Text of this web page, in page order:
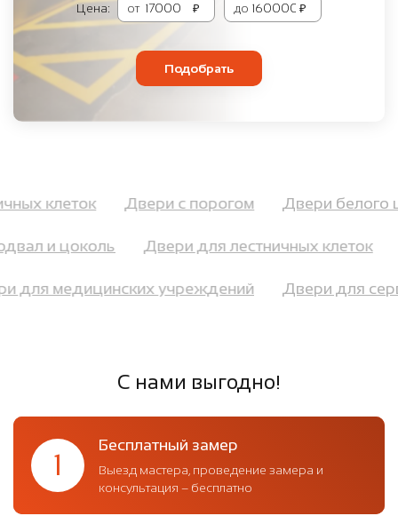
Цена: от ₽ до ₽
Подобрать
клеток Двери с порогом Двери
и цоколь Двери для лестничных клеток
для медицинских учреждений Двери для
С нами выгодно!
1
Бесплатный замер
Выезд мастера, проведение замера и
консультация – бесплатно